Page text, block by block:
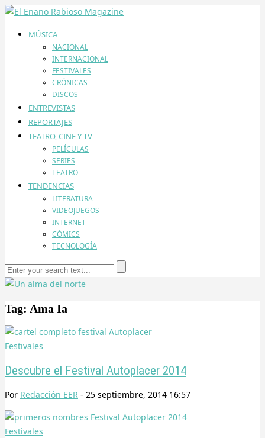
MÚSICA
NACIONAL
INTERNACIONAL
FESTIVALES
CRÓNICAS
DISCOS
ENTREVISTAS
REPORTAJES
TEATRO, CINE Y TV
PELÍCULAS
SERIES
TEATRO
TENDENCIAS
LITERATURA
VIDEOJUEGOS
INTERNET
CÓMICS
TECNOLOGÍA
Tag: Ama Ia
Festivales
Descubre el Festival Autoplacer 2014
Por Redacción EER - 25 septiembre, 2014 16:57
Festivales